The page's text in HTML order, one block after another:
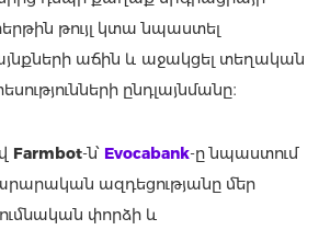
թույլ կտա նպաստել
աճին և աջակցել տեղական
ընդլայնմանը։
Farmbot-ն՝ Evocabank-ը նպաստում
ազդեցությանը մեր
փորձի և